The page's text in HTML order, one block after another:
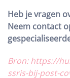
Heb je vragen
Neem contact
Bron: https://
ssris-bij-post-